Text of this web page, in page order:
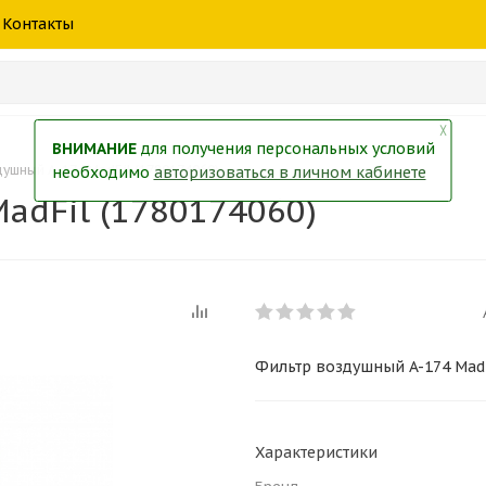
Контакты
A-174 MadFil (1780174060)
(1780174060)
Фильтр воздушный A-174
Характеристики
╳
ВНИМАНИЕдля получения персональных условий
необходимо авторизоваться в личном кабинете